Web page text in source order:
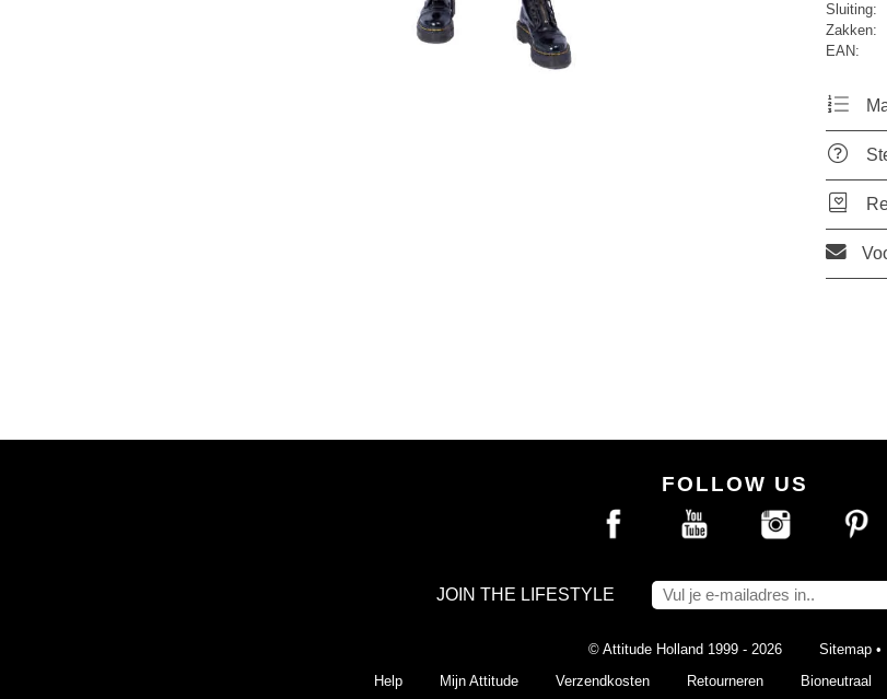
Sluiting:
Zakken:
EAN:
FOLLOW US
JOIN THE LIFESTYLE
© Attitude Holland 1999 - 2026 Sitemap •
Help
Mijn Attitude Verzendkosten Retourneren Bioneutraal